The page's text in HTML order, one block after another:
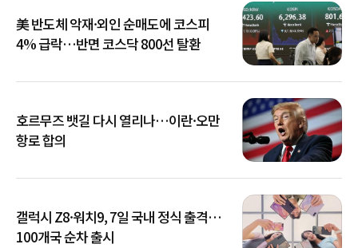
美 반도체 악재·외인 순매도에 코스피
4% 급락…반면 코스닥 800선 탈환
호르무즈 뱃길 다시 열리나…이란·오만
항로 합의
갤럭시 Z8·워치9, 7일 국내 정식 출격…
100개국 순차 출시